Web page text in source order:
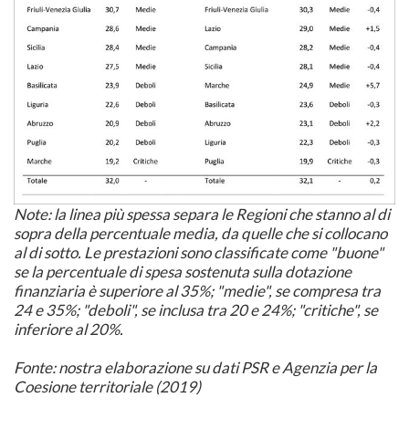
Note: la linea più spessa separa le Regioni che stanno al di
sopra della percentuale media, da quelle che si collocano
al di sotto. Le prestazioni sono classificate come "buone"
se la percentuale di spesa sostenuta sulla dotazione
finanziaria è superiore al 35%; "medie", se compresa tra
24 e 35%; "deboli", se inclusa tra 20 e 24%; "critiche", se
inferiore al 20%.
Fonte: nostra elaborazione su dati PSR e Agenzia per la
Coesione territoriale (2019)